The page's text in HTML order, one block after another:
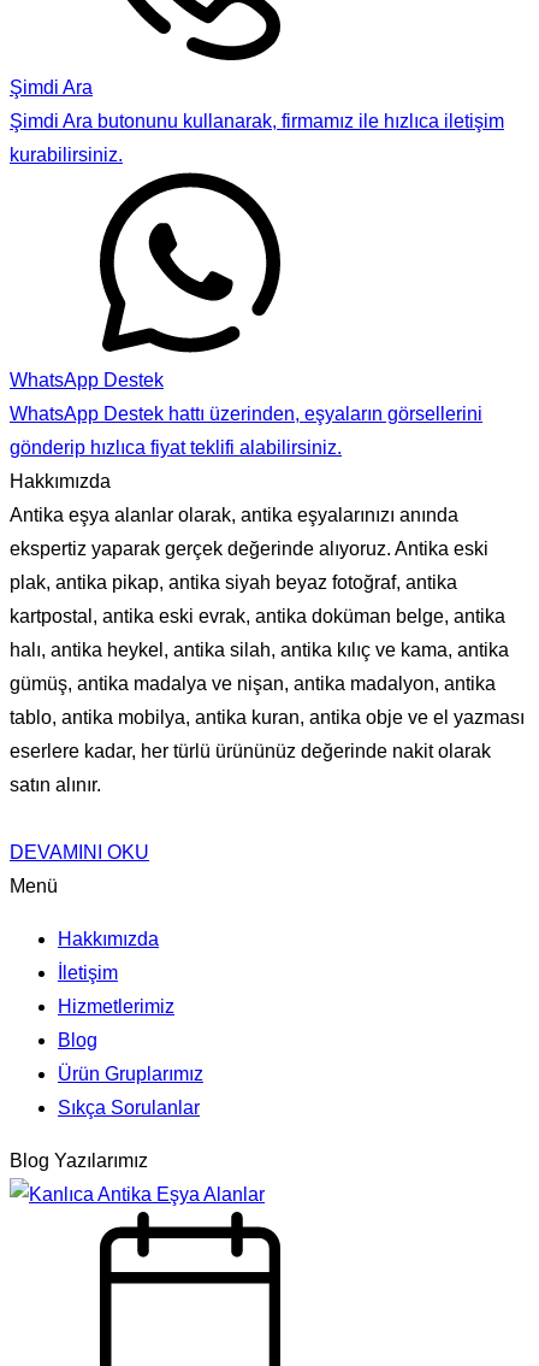
Şimdi Ara
Şimdi Ara butonunu kullanarak, firmamız ile hızlıca iletişim
kurabilirsiniz.
WhatsApp Destek
WhatsApp Destek hattı üzerinden, eşyaların görsellerini
gönderip hızlıca fiyat teklifi alabilirsiniz.
Hakkımızda
Antika eşya alanlar olarak, antika eşyalarınızı anında
ekspertiz yaparak gerçek değerinde alıyoruz. Antika eski
plak, antika pikap, antika siyah beyaz fotoğraf, antika
kartpostal, antika eski evrak, antika doküman belge, antika
halı, antika heykel, antika silah, antika kılıç ve kama, antika
gümüş, antika madalya ve nişan, antika madalyon, antika
tablo, antika mobilya, antika kuran, antika obje ve el yazması
eserlere kadar, her türlü ürününüz değerinde nakit olarak
satın alınır.
DEVAMINI OKU
Menü
Hakkımızda
İletişim
Hizmetlerimiz
Blog
Ürün Gruplarımız
Sıkça Sorulanlar
Blog Yazılarımız